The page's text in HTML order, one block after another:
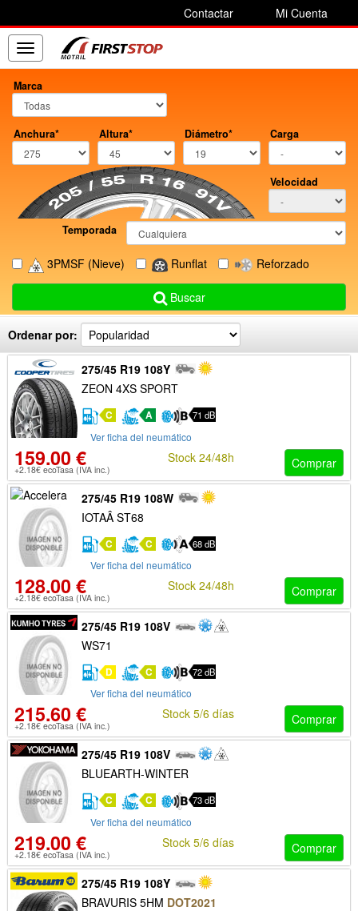
Contactar Mi Cuenta
Toggle
navigation
Marca
Anchura* Altura* Diámetro* Carga
Velocidad
Temporada
3PMSF (Nieve) Runflat Reforzado
Buscar
Ordenar por:
275/45 R19 108Y
ZEON 4XS SPORT
C A 71 dB
Ver ficha del neumático
159.00 €
+2.18€ ecoTasa (IVA inc.) Comprar
Stock 24/48h
275/45 R19 108W
IOTAÂ ST68
C C 68 dB
Ver ficha del neumático
128.00 €
+2.18€ ecoTasa (IVA inc.) Comprar
Stock 24/48h
275/45 R19 108V
WS71
D C 72 dB
Ver ficha del neumático
215.60 €
+2.18€ ecoTasa (IVA inc.) Comprar
Stock 5/6 días
275/45 R19 108V
BLUEARTH-WINTER
C C 73 dB
Ver ficha del neumático
219.00 €
+2.18€ ecoTasa (IVA inc.) Comprar
Stock 5/6 días
275/45 R19 108Y
BRAVURIS 5HM DOT2021